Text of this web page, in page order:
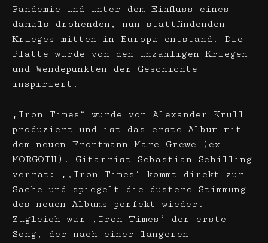
Pandemie und unter dem Einfluss eines
damals drohenden, nun stattfindenden
Krieges mitten in Europa entstand. Die
Platte wurde von den unzähligen Kriegen
und Wendepunkten der Geschichte
inspiriert.
„Iron Times“ wurde von Alexander Krull
produziert und ist das erste Album mit
dem neuen Frontmann Marc Grewe (ex-
MORGOTH). Gitarrist Sebastian Schilling
verrät: „‚Iron Times‘ kommt direkt zur
Sache und spiegelt die düstere Stimmung
des neuen Albums perfekt wieder.
Zugleich war ‚Iron Times‘ der erste
Song, der nach einer längeren